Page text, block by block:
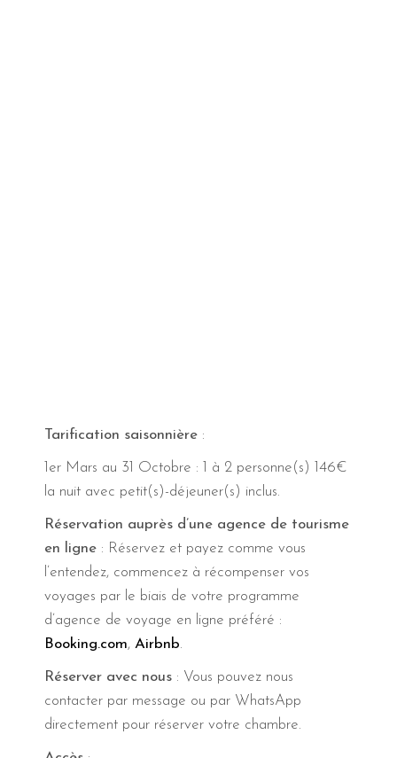
Tarification saisonnière :
1er Mars au 31 Octobre : 1 à 2 personne(s) 146€
la nuit avec petit(s)-déjeuner(s) inclus.
Réservation auprès d’une agence de tourisme
en ligne : Réservez et payez comme vous
l’entendez, commencez à récompenser vos
voyages par le biais de votre programme
d’agence de voyage en ligne préféré :
Booking.com,Airbnb.
Réserver avec nous : Vous pouvez nous
contacter par message ou par WhatsApp
directement pour réserver votre chambre.